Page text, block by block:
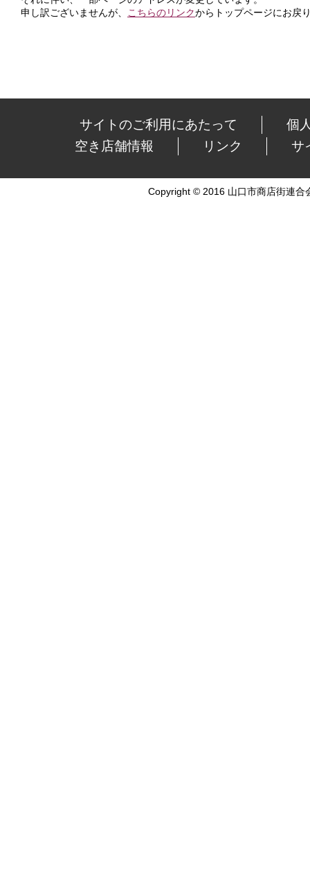
申し訳ございませんが、
こちらのリンクからトップページにお戻
サイトのご利用にあたって
個
空き店舗情報
リンク サ
Copyright © 2016 山口市商店街連合